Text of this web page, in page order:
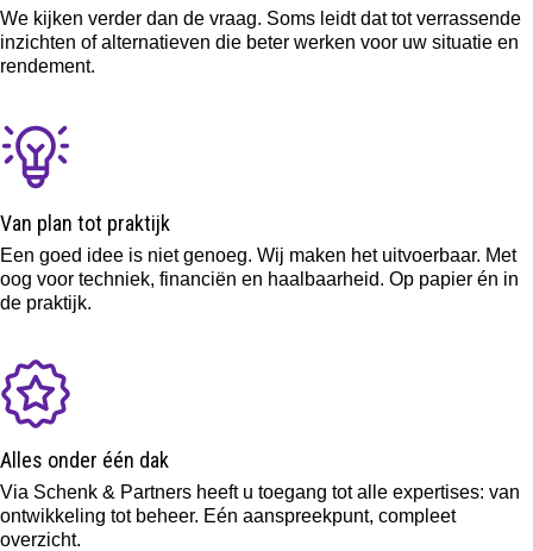
We kijken verder dan de vraag. Soms leidt dat tot verrassende
inzichten of alternatieven die beter werken voor uw situatie en
rendement.
Van plan tot praktijk
Een goed idee is niet genoeg. Wij maken het uitvoerbaar. Met
oog voor techniek, financiën en haalbaarheid. Op papier én in
de praktijk.
Alles onder één dak
Via Schenk & Partners heeft u toegang tot alle expertises: van
ontwikkeling tot beheer. Eén aanspreekpunt, compleet
overzicht.